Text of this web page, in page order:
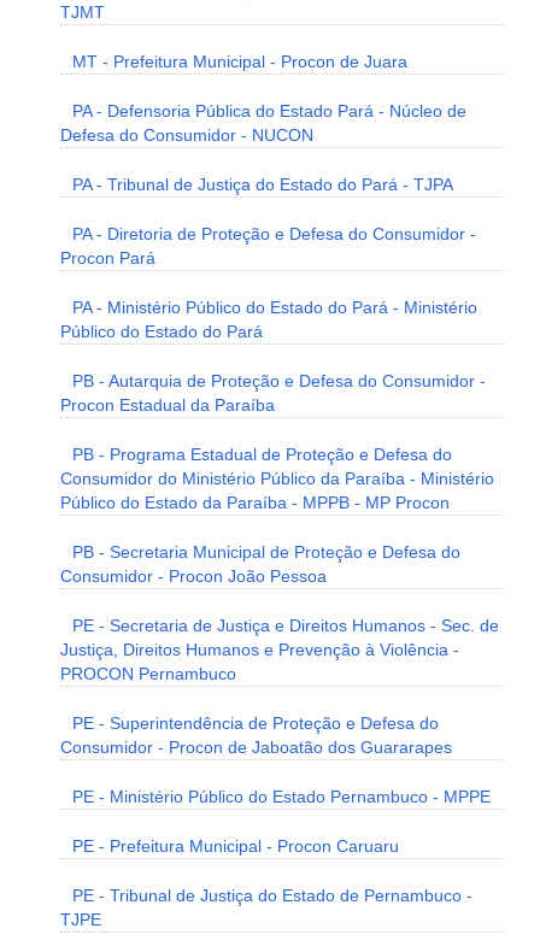
TJMT
MT - Prefeitura Municipal - Procon de Juara
PA - Defensoria Pública do Estado Pará - Núcleo de
Defesa do Consumidor - NUCON
PA - Tribunal de Justiça do Estado do Pará - TJPA
PA - Diretoria de Proteção e Defesa do Consumidor -
Procon Pará
PA - Ministério Público do Estado do Pará - Ministério
Público do Estado do Pará
PB - Autarquia de Proteção e Defesa do Consumidor -
Procon Estadual da Paraíba
PB - Programa Estadual de Proteção e Defesa do
Consumidor do Ministério Público da Paraíba - Ministério
Público do Estado da Paraíba - MPPB - MP Procon
PB - Secretaria Municipal de Proteção e Defesa do
Consumidor - Procon João Pessoa
PE - Secretaria de Justiça e Direitos Humanos - Sec. de
Justiça, Direitos Humanos e Prevenção à Violência -
PROCON Pernambuco
PE - Superintendência de Proteção e Defesa do
Consumidor - Procon de Jaboatão dos Guararapes
PE - Ministério Público do Estado Pernambuco - MPPE
PE - Prefeitura Municipal - Procon Caruaru
PE - Tribunal de Justiça do Estado de Pernambuco -
TJPE